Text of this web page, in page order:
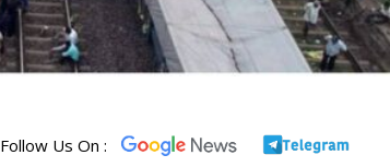
Follow Us On :